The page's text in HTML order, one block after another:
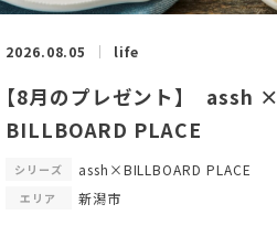
2026.08.05 life
【8月のプレゼント】 assh ×
BILLBOARD PLACE
シリーズ assh×BILLBOARD PLACE
エリア 新潟市